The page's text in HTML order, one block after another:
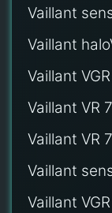
Vaillant
Vaillant
Vaillant
Vaillant VR
Vaillant VR
Vaillant
Vaillant